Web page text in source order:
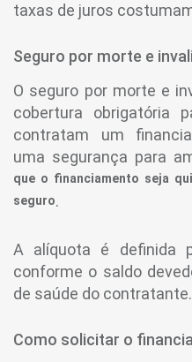
taxas de juros
Seguro por morte e
O seguro por morte e
cobertura obrigatória
contratam um
uma segurança para
que o financiamento seja
seguro.
A alíquota é definida
conforme o saldo
de saúde do contratante.
Como solicitar o